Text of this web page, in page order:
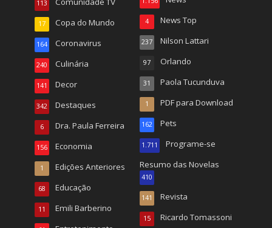
113
Copa do Mundo
17
Coronavirus
164
Culinária
240
Decor
141
Destaques
342
Dra. Paula Ferreira
6
Economia
156
Edições Anteriores
1
Educação
68
Emili Barberino
11
News Top
4
Nilson Lattari
237
Orlando
97
Paola Tucunduva
31
PDF para Download
1
Pets
162
Programe-se
1.711
Resumo das Novelas
410
Revista
141
Ricardo Tomassoni
15